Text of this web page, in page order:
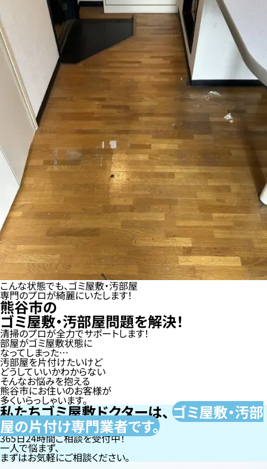
こんな状態でも、ゴミ屋敷・汚部屋
専門のプロが綺麗にいたします！
熊谷市の
ゴミ屋敷・汚部屋問題を解決！
清掃のプロが全力でサポートします！
部屋がゴミ屋敷状態に
なってしまった…
汚部屋を片付けたいけど
どうしていいかわからない
そんなお悩みを抱える
熊谷市にお住いのお客様が
多くいらっしゃいます。
私たちゴミ屋敷ドクターは、ゴミ屋敷・汚部
屋の片付け専門業者です。
365日24時間ご相談を受付中！
一人で悩まず、
まずはお気軽にご相談ください。